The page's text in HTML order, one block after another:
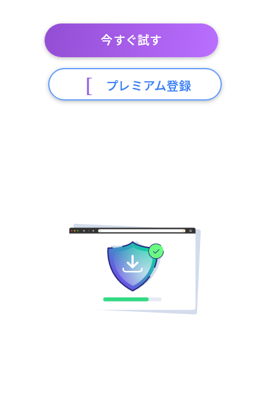
今すぐ試す
プレミアム登録